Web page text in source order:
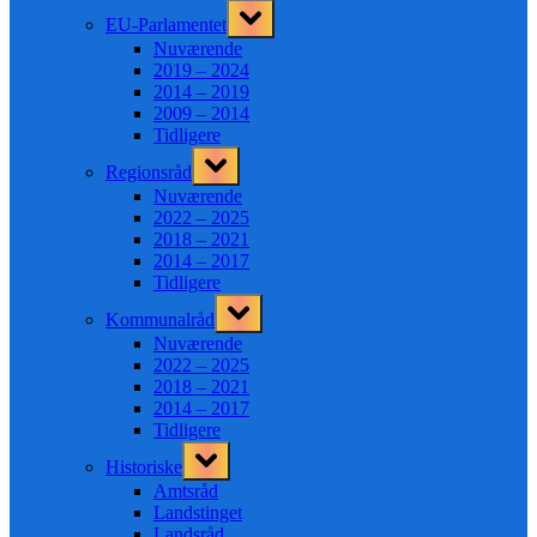
EU-Parlamentet
Toggle
sub-
menu
Nuværende
2019 – 2024
2014 – 2019
2009 – 2014
Tidligere
Regionsråd
Toggle
sub-
menu
Nuværende
2022 – 2025
2018 – 2021
2014 – 2017
Tidligere
Kommunalråd
Toggle
sub-
menu
Nuværende
2022 – 2025
2018 – 2021
2014 – 2017
Tidligere
Historiske
Toggle
sub-
menu
Amtsråd
Landstinget